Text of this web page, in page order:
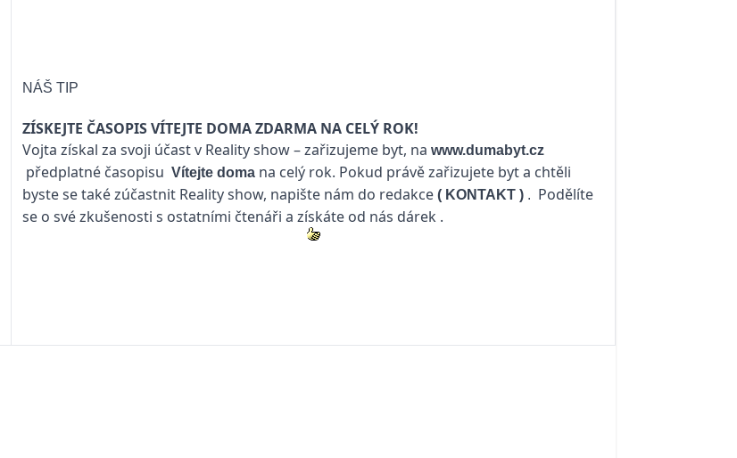
NÁŠ TIP
ZÍSKEJTE ČASOPIS VÍTEJTE DOMA ZDARMA NA CELÝ ROK!
Vojta získal za svoji účast v Reality show – zařizujeme byt, na www.dumabyt.cz
předplatné časopisu Vítejte doma na celý rok. Pokud právě zařizujete byt a chtěli
byste se také zúčastnit Reality show, napište nám do redakce ( KONTAKT ) . Podělíte
se o své zkušenosti s ostatními čtenáři a získáte od nás dárek .